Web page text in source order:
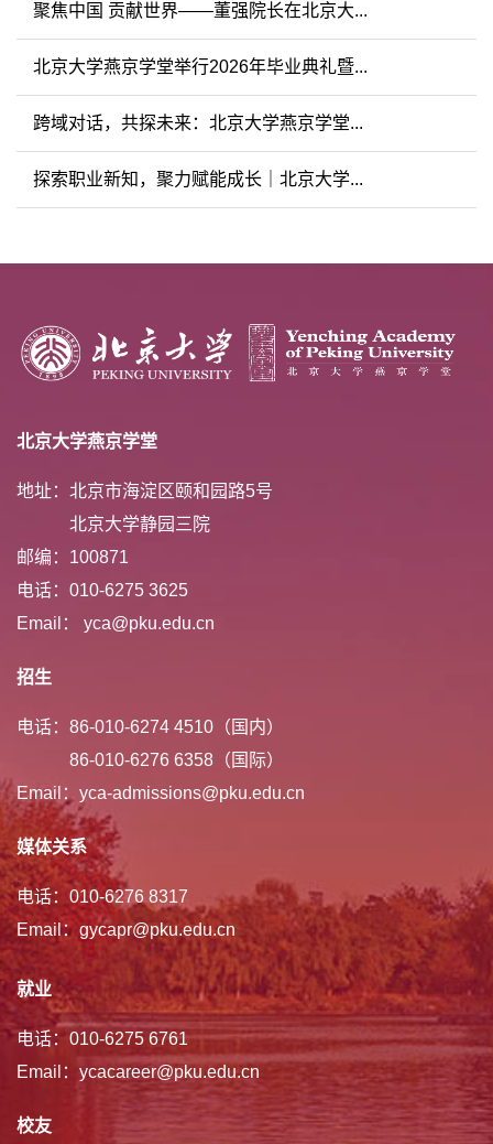
聚焦中国 贡献世界——董强院长在北京大...
北京大学燕京学堂举行2026年毕业典礼暨...
跨域对话，共探未来：北京大学燕京学堂...
探索职业新知，聚力赋能成长｜北京大学...
北京大学燕京学堂
地址：北京市海淀区颐和园路5号
北京大学静园三院
邮编：100871
电话：010-6275 3625
Email： yca@pku.edu.cn
招生
电话：86-010-6274 4510（国内）
86-010-6276 6358（国际）
Email：yca-admissions@pku.edu.cn
媒体关系
电话：010-6276 8317
Email：gycapr@pku.edu.cn
就业
电话：010-6275 6761
Email：ycacareer@pku.edu.cn
校友